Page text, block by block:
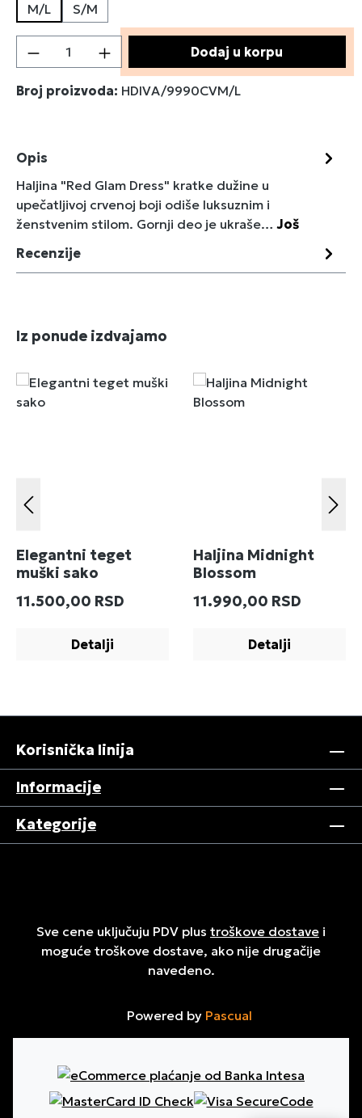
M/L
S/M
Količina proizvoda: Unesite željenu
Dodaj u korpu
Broj proizvoda: HDIVA/9990CVM/L
Opis
Haljina "Red Glam Dress" kratke dužine u
upečatljivoj crvenoj boji odiše luksuznim i
ženstvenim stilom. Gornji deo je ukraše…Još
Recenzije
Preskoči galeriju proizvoda
Iz ponude izdvajamo
Elegantni teget
muški sako
Redovna cena:
11.500,00 RSD
Detalji
Haljina Midnight
Blossom
Redovna cena:
11.990,00 RSD
Detalji
Korisnička linija
Informacije
Kategorije
Sve cene uključuju PDV plus troškove dostave i
moguće troškove dostave, ako nije drugačije
navedeno.
Powered by Pascual